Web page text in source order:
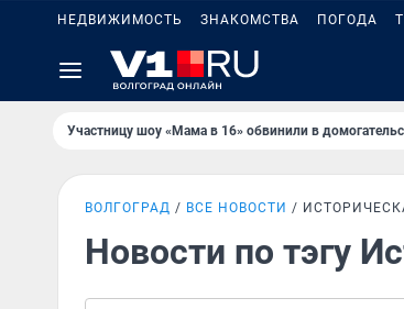
НЕДВИЖИМОСТЬ ЗНАКОМСТВА ПОГОДА
Участницу шоу «Мама в 16» обвинили в
ВОЛГОГРАД ВСЕ НОВОСТИ
Новости по тэгу